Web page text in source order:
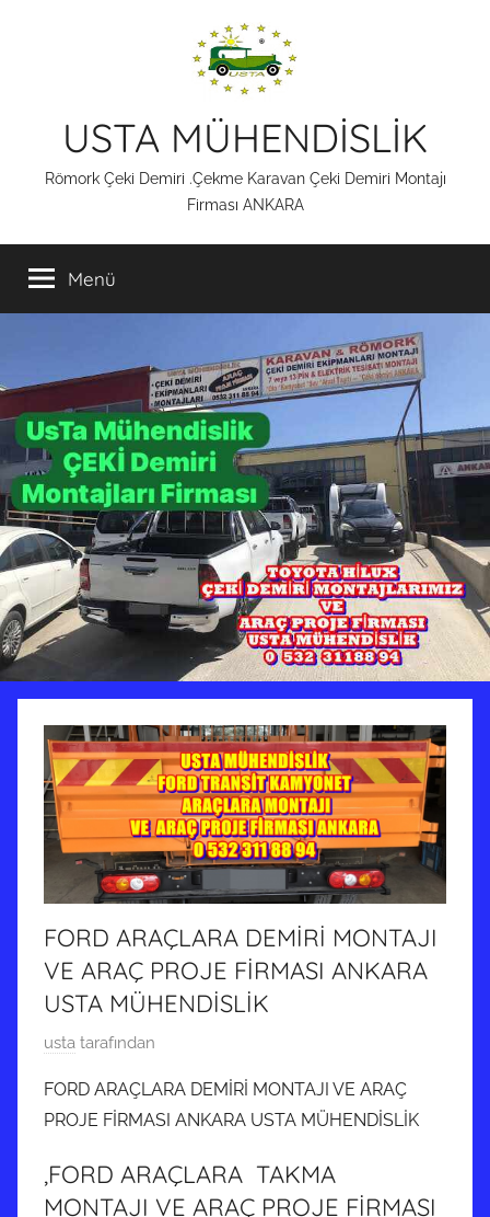
USTA MÜHENDİSLİK
Römork Çeki Demiri .Çekme Karavan Çeki Demiri Montajı
Firması ANKARA
Menü
FORD ARAÇLARA DEMİRİ MONTAJI
VE ARAÇ PROJE FİRMASI ANKARA
USTA MÜHENDİSLİK
3
M
a
ı
usta tarafından
FORD ARAÇLARA DEMİRİ MONTAJI VE ARAÇ
PROJE FİRMASI ANKARA USTA MÜHENDİSLİK
,FORD ARAÇLARA TAKMA
MONTAJI VE ARAÇ PROJE FİRMASI